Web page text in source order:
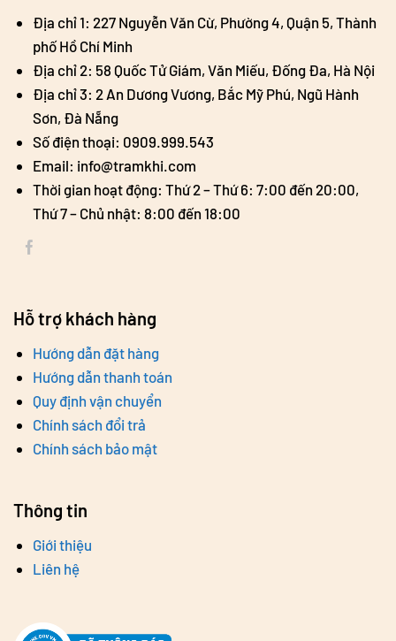
Địa chỉ 1: 227 Nguyễn Văn Cừ, Phường 4, Quận 5, Thành
phố Hồ Chí Minh
Địa chỉ 2: 58 Quốc Tử Giám, Văn Miếu, Đống Đa, Hà Nội
Địa chỉ 3: 2 An Dương Vương, Bắc Mỹ Phú, Ngũ Hành
Sơn, Đà Nẵng
Số điện thoại: 0909.999.543
Email: info@tramkhi.com
Thời gian hoạt động: Thứ 2 – Thứ 6: 7:00 đến 20:00,
Thứ 7 – Chủ nhật: 8:00 đến 18:00
Hỗ trợ khách hàng
Hướng dẫn đặt hàng
Hướng dẫn thanh toán
Quy định vận chuyển
Chính sách đổi trả
Chính sách bảo mật
Thông tin
Giới thiệu
Liên hệ